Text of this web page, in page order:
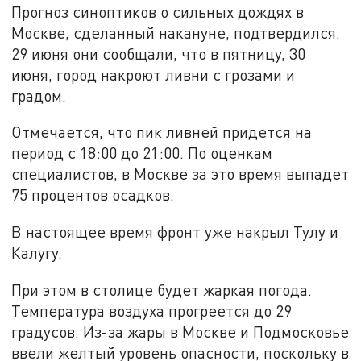
Прогноз синоптиков о сильных дождях в
Москве, сделанный накануне, подтвердился.
29 июня они сообщали, что в пятницу, 30
июня, город накроют ливни с грозами и
градом.
Отмечается, что пик ливней придется на
период с 18:00 до 21:00. По оценкам
специалистов, в Москве за это время выпадет
75 процентов осадков.
В настоящее время фронт уже накрыл Тулу и
Калугу.
При этом в столице будет жаркая погода.
Температура воздуха прогреется до 29
градусов. Из-за жары в Москве и Подмосковье
ввели желтый уровень опасности, поскольку в